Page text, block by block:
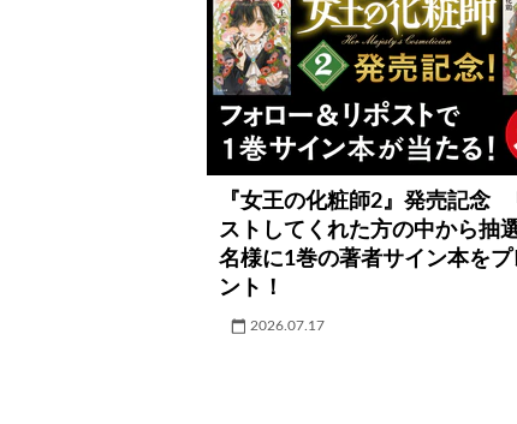
『女王の化粧師2』発売記念
ストしてくれた方の中から抽
名様に1巻の著者サイン本をプ
ント！
2026.07.17